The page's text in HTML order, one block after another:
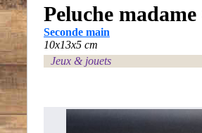
Peluche
Seconde main
10x13x5 cm
Jeux & jouets